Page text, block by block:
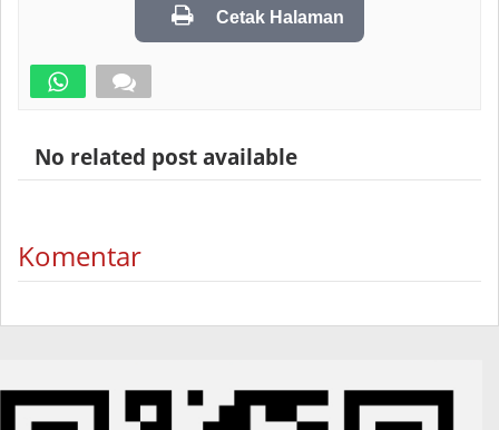
Cetak Halaman
No related post available
Komentar